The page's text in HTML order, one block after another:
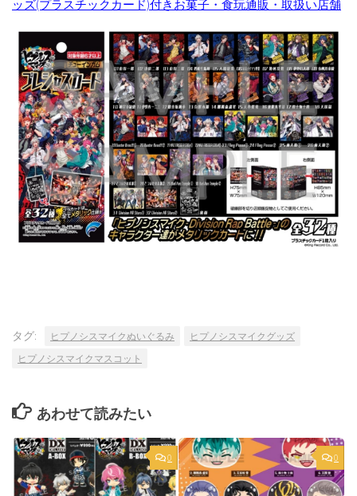
ッズ(プラスチックカード)付きお菓子・食玩通販・取扱い店舗
タグ: ヒプノシスマイクぬいぐるみ
ヒプノシスマイクグッズ
ヒプノシスマイクマスコット
あわせて読みたい
0 0